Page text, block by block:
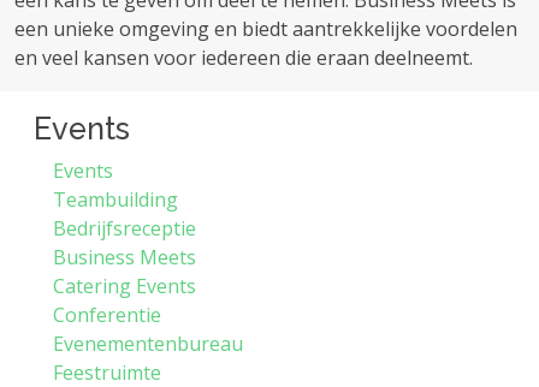
een unieke omgeving en biedt aantrekkelijke voordelen
en veel kansen voor iedereen die eraan deelneemt.
Events
Events
Teambuilding
Bedrijfsreceptie
Business Meets
Catering Events
Conferentie
Evenementenbureau
Feestruimte